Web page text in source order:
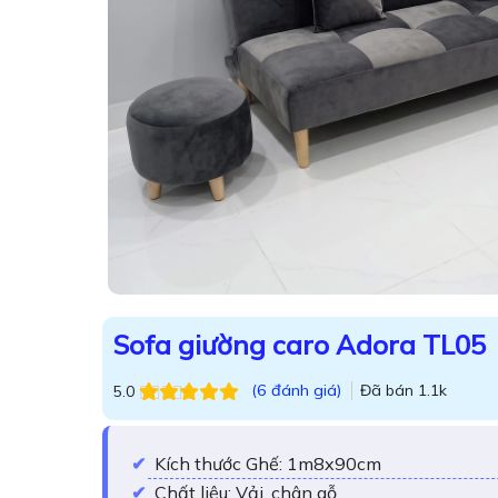
Sofa giường caro Adora TL05
5.0
5.0trên 5
6
(6 đánh giá) Đã bán 1.1k
Kích thước Ghế: 1m8x90cm
Chất liệu: Vải, chân gỗ